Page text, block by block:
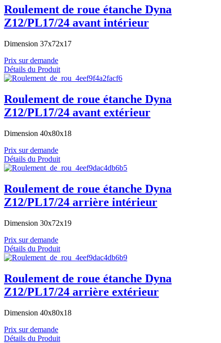
Roulement de roue étanche Dyna
Z12/PL17/24 avant intérieur
Dimension 37x72x17
Prix sur demande
Détails du Produit
Roulement de roue étanche Dyna
Z12/PL17/24 avant extérieur
Dimension 40x80x18
Prix sur demande
Détails du Produit
Roulement de roue étanche Dyna
Z12/PL17/24 arrière intérieur
Dimension 30x72x19
Prix sur demande
Détails du Produit
Roulement de roue étanche Dyna
Z12/PL17/24 arrière extérieur
Dimension 40x80x18
Prix sur demande
Détails du Produit